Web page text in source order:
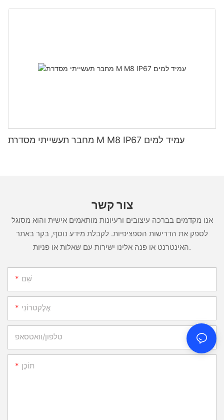
מחבר תעשייתי מסדרת M M8 IP67 עמיד למים
צור קשר
אנו מקדמים בברכה עיצובים ורעיונות מותאמים אישית והוא מסוגל
לספק את הדרישות הספציפיות. לקבלת מידע נוסף, בקר באתר
האינטרנט או פנה אלינו ישירות עם שאלות או פניות.
שֵׁם
אֶלֶקטרוֹנִי
טלפון/וואטסאפ
תוֹכֶן